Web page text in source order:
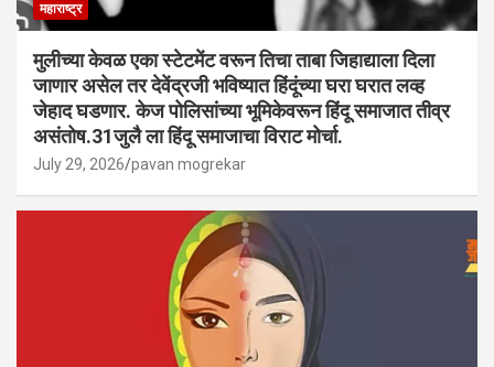
महाराष्ट्र
मुलीच्या केवळ एका स्टेटमेंट वरून तिचा ताबा जिहाद्याला दिला
जाणार असेल तर देवेंद्रजी भविष्यात हिंदूंच्या घरा घरात लव्ह
जेहाद घडणार. केज पोलिसांच्या भूमिकेवरून हिंदू समाजात तीव्र
असंतोष.31जुलै ला हिंदू समाजाचा विराट मोर्चा.
July 29, 2026 pavan mogrekar